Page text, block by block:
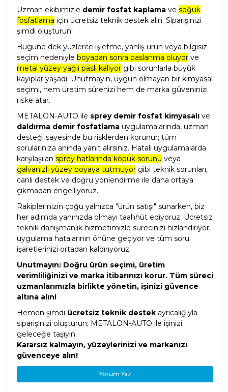
Uzman ekibimizle demir fosfat kaplama ve soğuk
fosfatlama için ücretsiz teknik destek alın. Siparişinizi
şimdi oluşturun!
Bugüne dek yüzlerce işletme, yanlış ürün veya bilgisiz
seçim nedeniyle boyadan sonra paslanma oluyor ve
metal yüzey yağlı paslı kalıyor gibi sorunlarla büyük
kayıplar yaşadı. Unutmayın, uygun olmayan bir kimyasal
seçimi, hem üretim sürenizi hem de marka güveninizi
riske atar.
METALON-AUTO ile sprey demir fosfat kimyasalı ve
daldırma demir fosfatlama uygulamalarında, uzman
desteği sayesinde bu risklerden korunur; tüm
sorularınıza anında yanıt alırsınız. Hatalı uygulamalarda
karşılaşılan sprey hatlarında köpük sorunu veya
galvanizli yüzey boyaya tutmuyor gibi teknik sorunları,
canlı destek ve doğru yönlendirme ile daha ortaya
çıkmadan engelliyoruz.
Rakiplerinizin çoğu yalnızca "ürün satışı" sunarken, biz
her adımda yanınızda olmayı taahhüt ediyoruz. Ücretsiz
teknik danışmanlık hizmetimizle sürecinizi hızlandırıyor,
uygulama hatalarının önüne geçiyor ve tüm soru
işaretlerinizi ortadan kaldırıyoruz.
Unutmayın: Doğru ürün seçimi, üretim
verimliliğinizi ve marka itibarınızı korur. Tüm süreci
uzmanlarımızla birlikte yönetin, işinizi güvence
altına alın!
Hemen şimdi ücretsiz teknik destek ayrıcalığıyla
siparişinizi oluşturun; METALON-AUTO ile işinizi
geleceğe taşıyın.
Kararsız kalmayın, yüzeylerinizi ve markanızı
güvenceye alın!
Yorum Yaz